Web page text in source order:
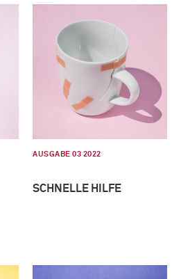
AUSGABE 03 2022
SCHNELLE HILFE